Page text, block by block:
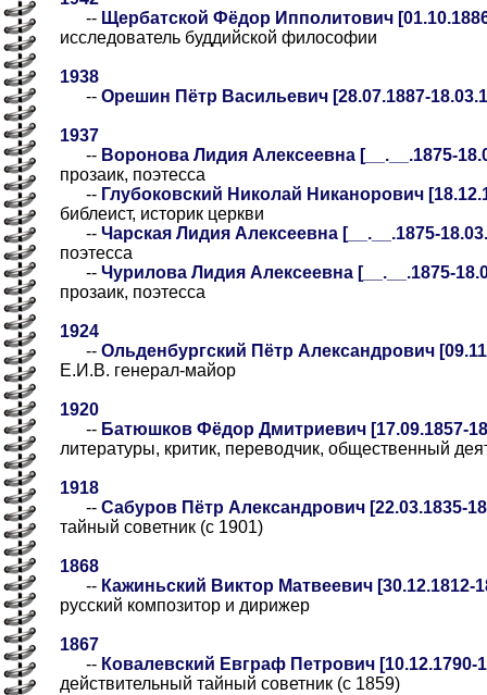
-- Щербатской Фёдор Ипполитович
исследователь буддийской философии
1938
-- Орешин Пётр Васильевич [28.07.1887-
1937
-- Воронова Лидия Алексеевна [__.__.1875-
прозаик, поэтесса
-- Глубоковский Николай Никанорович
библеист, историк церкви
-- Чарская Лидия Алексеевна [__.__.1875-
поэтесса
-- Чурилова Лидия Алексеевна [__.__.1875-
прозаик, поэтесса
1924
-- Ольденбургский Пётр Александрович
Е.И.В. генерал-майор
1920
-- Батюшков Фёдор Дмитриевич [17.09.1857-
литературы, критик, переводчик, общественный
1918
-- Сабуров Пётр Александрович [22.03.1835-
тайный советник (с 1901)
1868
-- Кажиньский Виктор Матвеевич [30.12.1812-
русский композитор и дирижер
1867
-- Ковалевский Евграф Петрович [10.12.1790-
действительный тайный советник (с 1859)